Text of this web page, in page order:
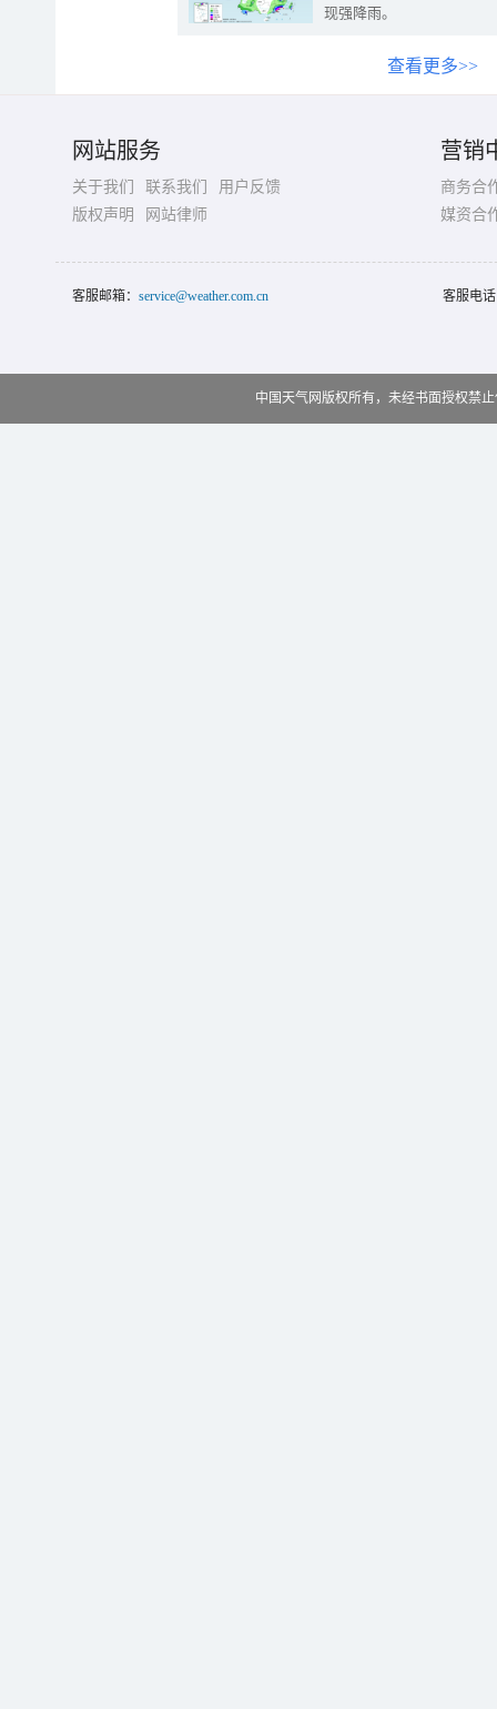
现强降雨。
查看更多>>
网站服务
关于我们 联系我们
用户反馈
版权声明
网站律师
营销
商务合
媒资合
客服邮箱： service@weather.com.cn 客服电
中国天气网版权所有，未经书面授权